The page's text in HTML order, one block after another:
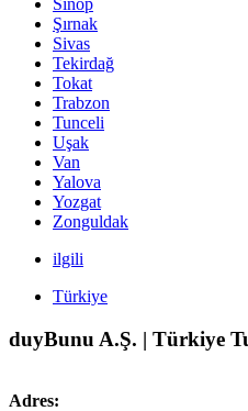
Sinop
Şırnak
Sivas
Tekirdağ
Tokat
Trabzon
Tunceli
Uşak
Van
Yalova
Yozgat
Zonguldak
ilgili
Türkiye
duyBunu A.Ş. | Türkiye
Adres: